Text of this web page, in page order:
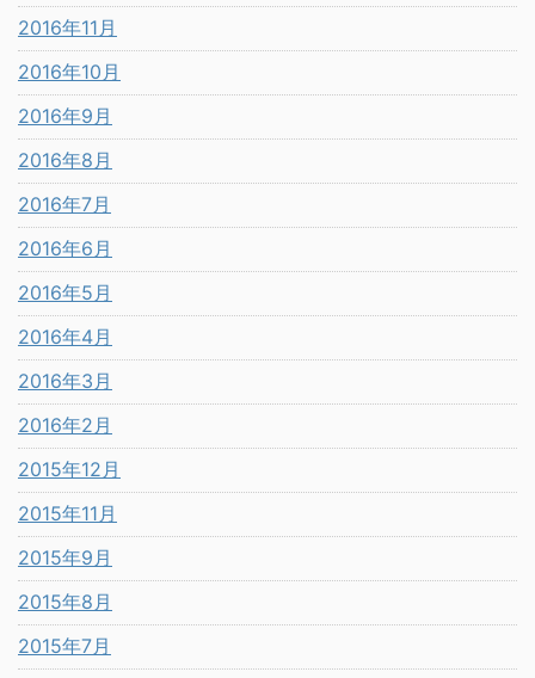
2016年11月
2016年10月
2016年9月
2016年8月
2016年7月
2016年6月
2016年5月
2016年4月
2016年3月
2016年2月
2015年12月
2015年11月
2015年9月
2015年8月
2015年7月